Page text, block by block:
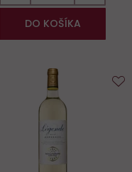
DO KOŠÍKA